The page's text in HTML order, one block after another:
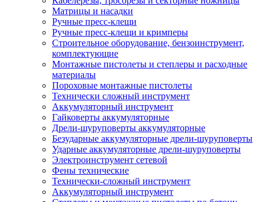
Матрицы и насадки
Ручные пресс-клещи
Ручные пресс-клещи и кримперы
Строительное оборудование, бензоинструмент,
комплектующие
Монтажные пистолеты и степлеры и расходные
материалы
Пороховые монтажные пистолеты
Технически сложный инструмент
Аккумуляторный инструмент
Гайковерты аккумуляторные
Дрели-шуруповерты аккумуляторные
Безударные аккумуляторные дрели-шуруповерты
Ударные аккумуляторные дрели-шуруповерты
Электроинструмент сетевой
Фены технические
Технически-сложный инструмент
Аккумуляторный инструмент